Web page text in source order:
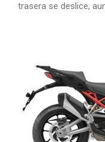
trasera se deslice,